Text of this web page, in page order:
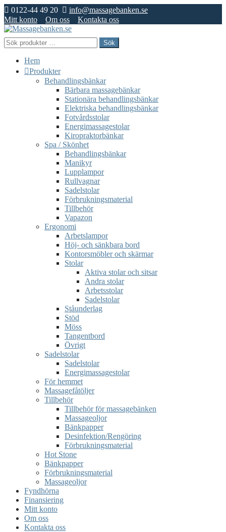
0122-44 49 20
info@massagebanken.se
Mitt konto
Om oss
Kontakta oss
Hoppa
till
navigering
Hoppa
till
innehåll
Sök
efter:
Sök
Hem
Produkter
Behandlingsbänkar
Bärbara massagebänkar
Stationära behandlingsbänkar
Elektriska behandlingsbänkar
Fotvårdsstolar
Energimassagestolar
Kiropraktorbänkar
Spa / Skönhet
Behandlingsbänkar
Manikyr
Lupplampor
Rullvagnar
Sadelstolar
Förbrukningsmaterial
Tillbehör
Vapazon
Ergonomi
Arbetslampor
Höj- och sänkbara bord
Kontorsmöbler och skärmar
Stolar
Aktiva stolar och sitsar
Andra stolar
Arbetsstolar
Sadelstolar
Ståunderlag
Stöd
Möss
Tangentbord
Övrigt
Sadelstolar
Sadelstolar
Energimassagestolar
För hemmet
Massagefåtöljer
Tillbehör
Tillbehör för massagebänken
Massageoljor
Bänkpapper
Desinfektion/Rengöring
Förbrukningsmaterial
Hot Stone
Bänkpapper
Förbrukningsmaterial
Massageoljor
Fyndhörna
Finansiering
Mitt konto
Om oss
Kontakta oss